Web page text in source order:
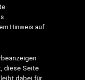
Hinweis auf
diese Seite
dabei für